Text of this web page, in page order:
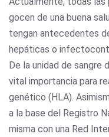
gocen de una buena
tengan antecedentes
hepáticas o
De la unidad de sangre
vital importancia para
genético (HLA).
a la base del Registro
misma con una Red